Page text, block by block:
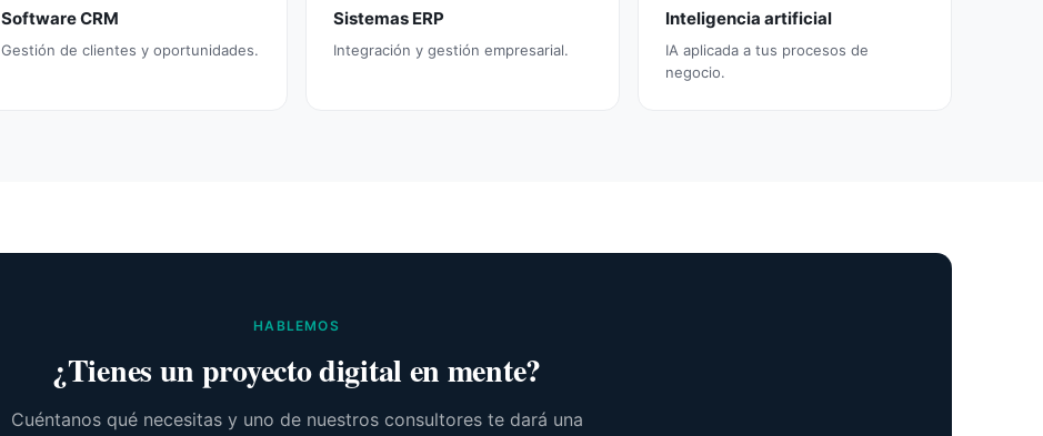
Software CRM
Gestión de clientes y oportunidades.
Sistemas ERP
Integración y gestión empresarial.
Inteligencia artificial
IA aplicada a tus procesos de
negocio.
HABLEMOS
¿Tienes un proyecto digital en mente?
Cuéntanos qué necesitas y uno de nuestros consultores te dará una